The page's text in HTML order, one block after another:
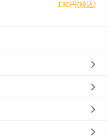
130円(税込)